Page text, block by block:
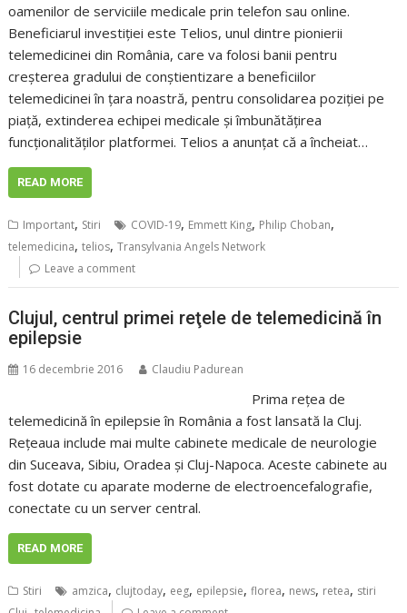
oamenilor de serviciile medicale prin telefon sau online.
Beneficiarul investiției este Telios, unul dintre pionierii
telemedicinei din România, care va folosi banii pentru
creșterea gradului de conștientizare a beneficiilor
telemedicinei în țara noastră, pentru consolidarea poziției pe
piață, extinderea echipei medicale și îmbunătățirea
funcționalităților platformei. Telios a anunțat că a încheiat…
READ MORE
Important, Stiri COVID-19, Emmett King, Philip Choban,
telemedicina,telios,Transylvania Angels Network
Leave a comment
Clujul, centrul primei reţele de telemedicină în
epilepsie
16 decembrie 2016 Claudiu Padurean
Prima reţea de
telemedicină în epilepsie în România a fost lansată la Cluj.
Reţeaua include mai multe cabinete medicale de neurologie
din Suceava, Sibiu, Oradea şi Cluj-Napoca. Aceste cabinete au
fost dotate cu aparate moderne de electroencefalografie,
conectate cu un server central.
READ MORE
Stiri amzica, clujtoday, eeg, epilepsie,florea, news, retea, stiri